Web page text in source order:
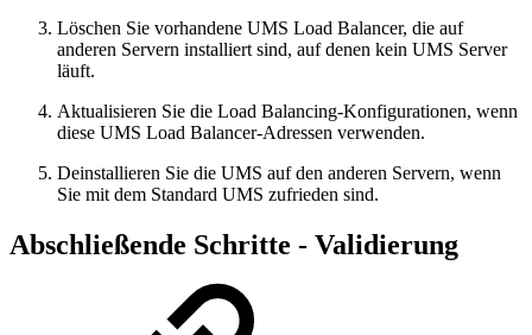
Löschen Sie vorhandene UMS Load Balancer, die auf
anderen Servern installiert sind, auf denen kein UMS Server
läuft.
Aktualisieren Sie die Load Balancing-Konfigurationen, wenn
diese UMS Load Balancer-Adressen verwenden.
Deinstallieren Sie die UMS auf den anderen Servern, wenn
Sie mit dem Standard UMS zufrieden sind.
Abschließende Schritte - Validierung